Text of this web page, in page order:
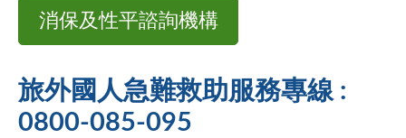
消保及性平諮詢機構
旅外國人急難救助服務專線 :
0800-085-095